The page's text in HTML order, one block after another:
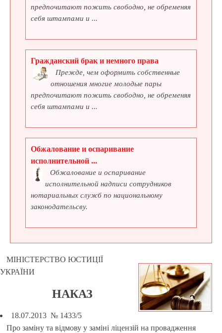
предпочитают пожить свободно, не обременяя
себя штампами и ...
Гражданский брак и немного права
Прежде, чем оформить собственные
отношения многие молодые пары
предпочитают пожить свободно, не обременяя
себя штампами и ...
Обжалование и оспаривание
исполнительной ...
Обжалование и оспаривание
исполнительной надписи сотрудников
нотариальных служб по национальному
законодательсву.
МІНІСТЕРСТВО ЮСТИЦІЇ
УКРАЇНИ
НАКАЗ
18.07.2013 № 1433/5
Про заміну та відмову у заміні ліцензій на провадження